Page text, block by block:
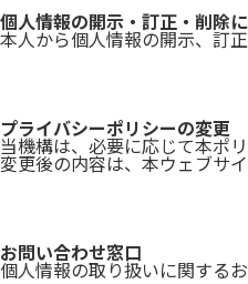
個人情報の開示・訂正・削除
本人から個人情報の開示、訂
プライバシーポリシーの変更
当機構は、必要に応じて本ポ
変更後の内容は、本ウェブサ
お問い合わせ窓口
個人情報の取り扱いに関する